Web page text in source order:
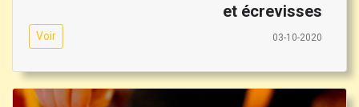
et écrevisses
Voir 03-10-2020